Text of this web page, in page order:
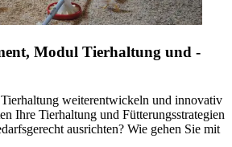
Modul Tierhaltung und -
weiterentwickeln und innovativ
Ihre Tierhaltung und Fütterungsstrategien
ausrichten? Wie gehen Sie mit